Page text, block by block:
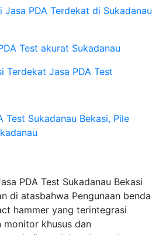
Jasa PDA Terdekat di Sukadanau
Test akurat Sukadanau
Terdekat Jasa PDA Test
Test Sukadanau Bekasi, Pile
PDA Test Sukadanau Bekasi
di atasbahwa Pengunaan benda
hammer yang terintegrasi
monitor khusus dan